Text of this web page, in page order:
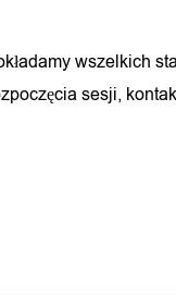
wszelkich
sesji,